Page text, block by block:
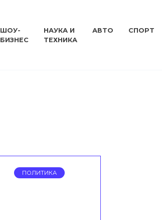
ШОУ-
БИЗНЕС
НАУКА И
ТЕХНИКА
АВТО СПОРТ
ПОЛИТИКА